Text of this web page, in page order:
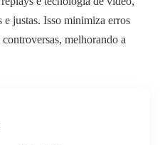
e justas. Isso minimiza erros
melhorando a